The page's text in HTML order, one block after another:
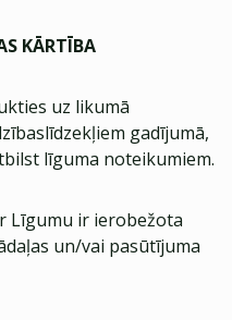
KĀRTĪBA
uz likumā
gadījumā,
līguma noteikumiem.
Līgumu ir ierobežota
un/vai pasūtījuma